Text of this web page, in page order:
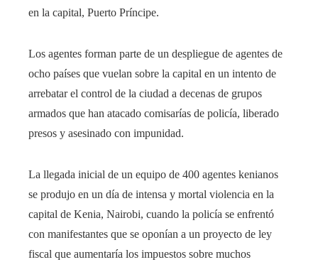
en la capital, Puerto Príncipe.
Los agentes forman parte de un despliegue de agentes de
ocho países que vuelan sobre la capital en un intento de
arrebatar el control de la ciudad a decenas de grupos
armados que han atacado comisarías de policía, liberado
presos y asesinado con impunidad.
La llegada inicial de un equipo de 400 agentes kenianos
se produjo en un día de intensa y mortal violencia en la
capital de Kenia, Nairobi, cuando la policía se enfrentó
con manifestantes que se oponían a un proyecto de ley
fiscal que aumentaría los impuestos sobre muchos